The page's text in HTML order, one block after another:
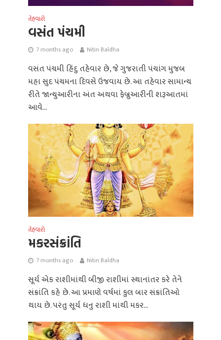
તેહવારો
વસંત પંચમી
7 months ago Nitin Baldha
વસંત પંચમી હિંદુ તહેવાર છે, જે ગુજરાતી પંચાંગ મુજબ
મહા સુદ પંચમના દિવસે ઉજવાય છે. આ તહેવાર સામાન્ય
રીતે જાન્યુઆરીના અંત અથવા ફેબ્રુઆરીની શરૂઆતમાં
આવે...
તેહવારો
મકરસંક્રાંતિ
7 months ago Nitin Baldha
સૂર્ય એક રાશીમાંથી બીજી રાશીમાં સ્થાનાંતર કરે તેને
સંક્રાંતિ કહે છે. આ પ્રમાણે વર્ષમાં કુલ બાર સંક્રાંતિઓ
થાય છે. પરંતુ સૂર્ય ધનુ રાશી માંથી મકર...